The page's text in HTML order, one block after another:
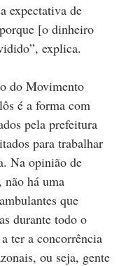
expectativa de
[o dinheiro
explica.
do Movimento
é a forma com
pela prefeitura
para trabalhar
Na opinião de
há uma
que
durante todo o
ter a concorrência
ou seja, gente